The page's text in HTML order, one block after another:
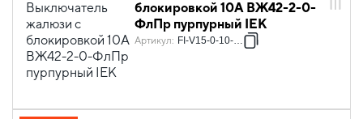
блокировкой 10А ВЖ42-2-0-
ФлПр пурпурный IEK
Артикул: FI-V15-0-10-K99